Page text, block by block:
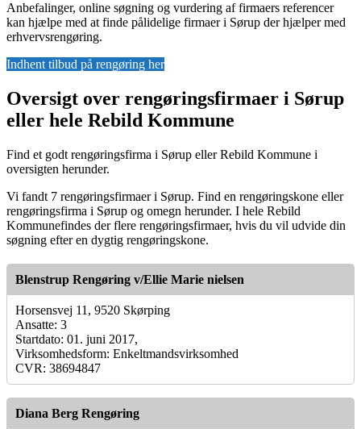
Anbefalinger, online søgning og vurdering af firmaers referencer
kan hjælpe med at finde pålidelige firmaer i Sørup der hjælper med
erhvervsrengøring.
Indhent tilbud på rengøring her
Oversigt over rengøringsfirmaer i Sørup
eller hele Rebild Kommune
Find et godt rengøringsfirma i Sørup eller Rebild Kommune i
oversigten herunder.
Vi fandt 7 rengøringsfirmaer i Sørup. Find en rengøringskone eller
rengøringsfirma i Sørup og omegn herunder. I hele Rebild
Kommunefindes der flere rengøringsfirmaer, hvis du vil udvide din
søgning efter en dygtig rengøringskone.
Blenstrup Rengøring v/Ellie Marie nielsen
Horsensvej 11, 9520 Skørping
Ansatte: 3
Startdato: 01. juni 2017,
Virksomhedsform: Enkeltmandsvirksomhed
CVR: 38694847
Diana Berg Rengøring